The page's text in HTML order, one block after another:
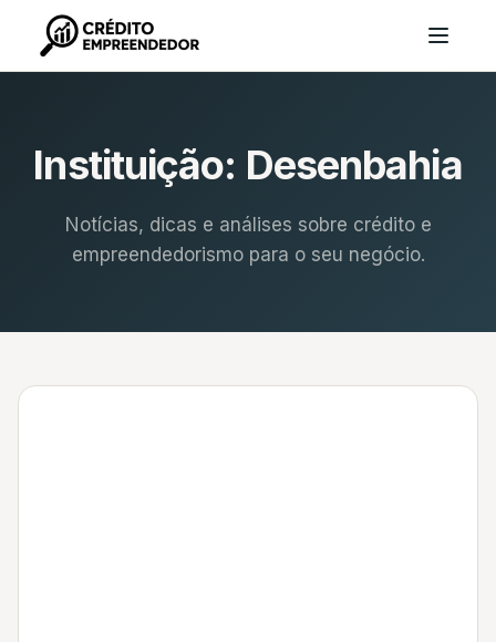
Instituição: Desenbahia
Notícias, dicas e análises sobre crédito e
empreendedorismo para o seu negócio.